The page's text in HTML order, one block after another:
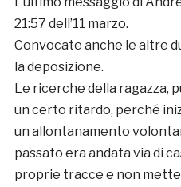
21:57 dell’11 marzo.
Convocate anche le altre
la deposizione.
Le ricerche della ragazza,
un certo ritardo, perché
un allontanamento
passato era andata via di
proprie tracce e non